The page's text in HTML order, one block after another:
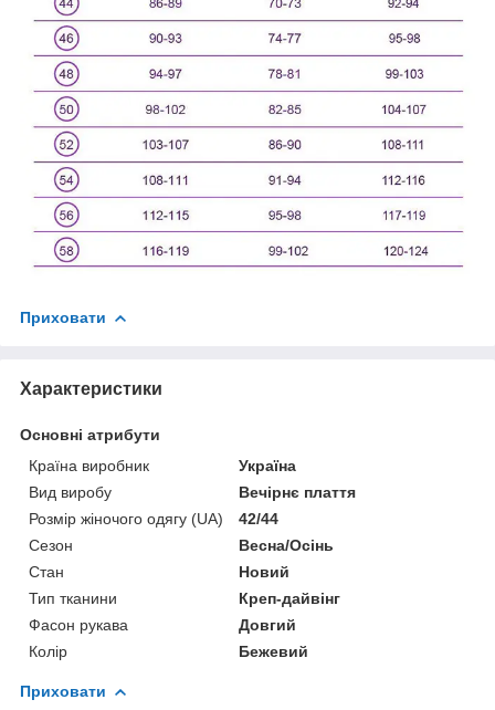
Приховати
Характеристики
Основні атрибути
Країна виробник
Україна
Вид виробу
Вечірнє плаття
Розмір жіночого одягу (UA)
42/44
Сезон
Весна/Осінь
Стан
Новий
Тип тканини
Креп-дайвінг
Фасон рукава
Довгий
Колір
Бежевий
Приховати